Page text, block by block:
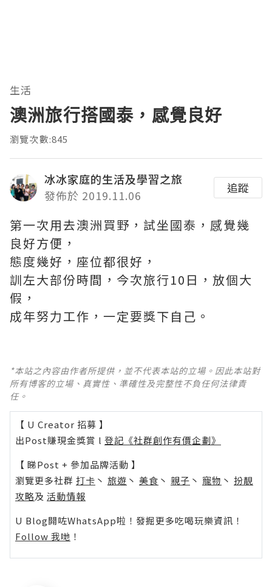
生活
澳洲旅行搭國泰，感覺良好
瀏覽次數:845
冰冰家庭的生活及學習之旅
發佈於 2019.11.06
追蹤
第一次用去澳洲買野，試坐國泰，感覺幾
良好方便，
態度幾好，座位都很好，
訓左大部份時間，今次旅行10日，放個大
假，
成年努力工作，一定要獎下自己。
*本站之內容由作者所提供，並不代表本站的立場。因此本站對
所有博客的立場、真實性、準確性及完整性不負任何法律責
任。
【 U Creator 招募 】
出Post賺現金獎賞 l 登記《社群創作有價企劃》
【 睇Post + 參加品牌活動 】
瀏覽更多社群 打卡 丶 旅遊 丶 美食 丶 親子 丶 寵物 丶 扮靚
攻略及 活動情報
U Blog開咗WhatsApp啦！發掘更多吃喝玩樂資訊！
Follow 我哋 ！